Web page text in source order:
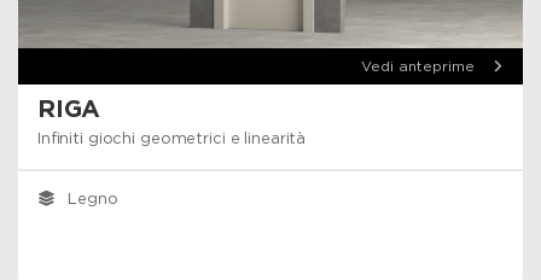
Vedi anteprime
RIGA
Infiniti giochi geometrici e linearità
Legno